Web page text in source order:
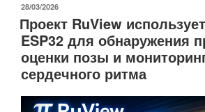
ОПУБЛИКОВАНО
28/03/2026
Проект RuView
ESP32 для обнаружения
оценки позы и
сердечного ритма